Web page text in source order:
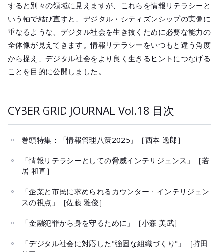
すると別々の領域に見えますが、これらを情報リテラシーと
いう軸で結び直すと、デジタル・シティズンシップの実像に
重なるような、デジタル社会を生き抜くために必要な能力の
全体像が見えてきます。情報リテラシーをいつもと違う角度
から捉え、デジタル社会をより良く生きるヒントにつなげる
ことを目的に公開しました。
CYBER GRID JOURNAL Vol.18 目次
巻頭特集：「情報管理八策2025」［西本 逸郎］
「情報リテラシーとしての脅威インテリジェンス」［若
居 和直］
「企業と市民に求められるカウンター・インテリジェン
スの視点」［佐藤 雅俊］
「金融犯罪から身を守るために」［小森 美武］
「デジタル社会に対応した"強固な組織づくり"」［持田